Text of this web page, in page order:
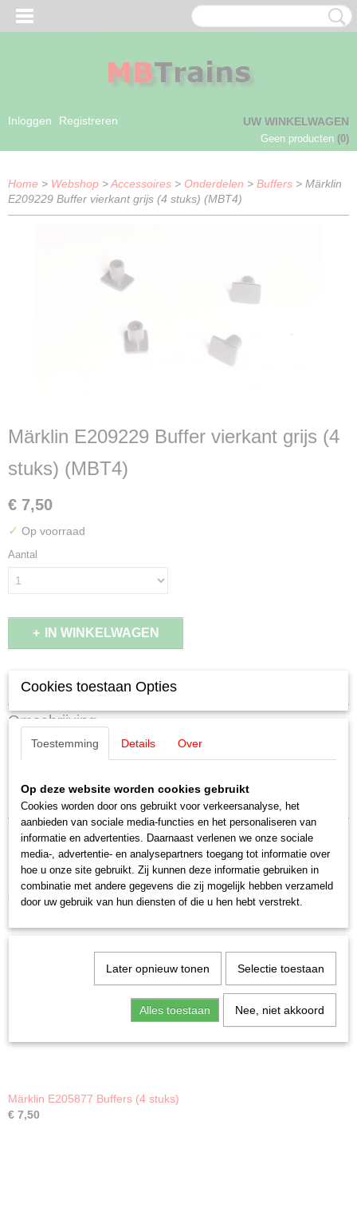
Inloggen Registreren UW WINKELWAGEN
Geen producten (0)
Home > Webshop >Accessoires > Onderdelen > Buffers > Märklin
E209229 Buffer vierkant grijs (4 stuks) (MBT4)
Märklin E209229 Buffer vierkant grijs (4
stuks) (MBT4)
€ 7,50
✓ Op voorraad
Aantal
IN WINKELWAGEN
Specificaties
Productcode leverancier
E209229
Schaal
Staat
Nieuw
Omschrijving
Märklin E209229 Buffer vierkant grijs
(4 stuks)
Ook interessant
Märklin E205877 Buffers (4 stuks)
€ 7,50
Cookies toestaan Opties
Toestemming Details Over
Op deze website worden cookies gebruikt
Cookies worden door ons gebruikt voor verkeersanalyse, het
aanbieden van sociale media-functies en het personaliseren van
informatie en advertenties. Daarnaast verlenen we onze sociale
media-, advertentie- en analysepartners toegang tot informatie over
hoe u onze site gebruikt. Zij kunnen deze informatie gebruiken in
combinatie met andere gegevens die zij mogelijk hebben verzameld
door uw gebruik van hun diensten of die u hen hebt verstrekt.
Later opnieuw tonen Selectie toestaan
Alles toestaan Nee, niet akkoord